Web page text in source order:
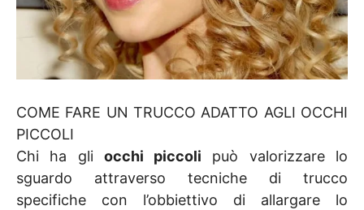
COME FARE UN TRUCCO ADATTO AGLI OCCHI
PICCOLI
Chi ha gli occhi piccoli può valorizzare lo
sguardo attraverso tecniche di trucco
specifiche con l’obbiettivo di allargare lo